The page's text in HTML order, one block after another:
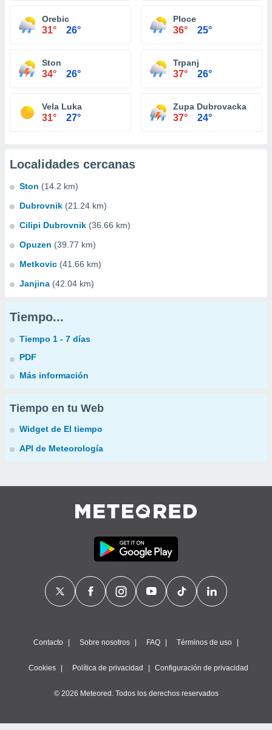
Orebic
31° 26°
Ploce
36° 25°
Ston
34° 26°
Trpanj
37° 26°
Vela Luka
31° 27°
Zupa Dubrovacka
37° 24°
Localidades cercanas
Ston (14.2 km)
Dubrovnik (21.24 km)
Cilipi Dubrovnik (36.66 km)
Opuzen (39.77 km)
Metkovic (41.66 km)
Janjina (42.04 km)
Tiempo...
Tiempo 1 - 7 días
PDF
Más información
Tiempo en tu Web
Widget de El tiempo
API de Meteorología
Contacto Sobre nosotros FAQ Términos de uso
Cookies Política de privacidad Configuración de privacidad
© 2026 Meteored. Todos los derechos reservados